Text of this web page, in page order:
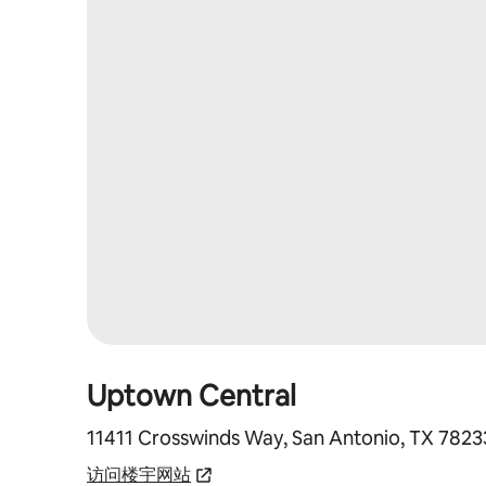
Uptown Central
11411 Crosswinds Way, San Antonio, TX
访问楼宇网站